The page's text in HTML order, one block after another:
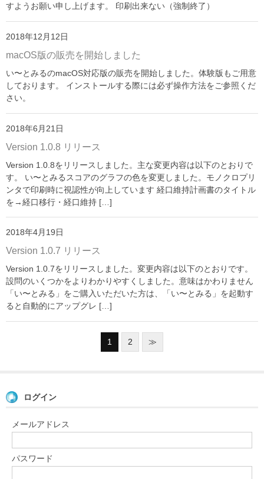
すようお願い申し上げます。 印刷出来ない（強制終了）
2018年12月12日
macOS版の販売を開始しました
い〜とみるのmacOS対応版の販売を開始しました。体験版もご用意
しております。 インストールする際には必ず操作方法をご参照くだ
さい。
2018年6月21日
Version 1.0.8 リリース
Version 1.0.8をリリースしました。主な変更内容は以下のとおりで
す。 い〜とみるスコアのグラフの色を変更しました。モノクロプリ
ンタで印刷時に視認性が向上しています 経口維持計画書のタイトル
を→経口移行・経口維持 […]
2018年4月19日
Version 1.0.7 リリース
Version 1.0.7をリリースしました。変更内容は以下のとおりです。
設問のいくつかをよりわかりやすくしました。意味はかわりません
「い〜とみる」をご購入いただいた方は、「い〜とみる」を起動す
ると自動的にアップグレ […]
1 2 ≫
ログイン
メールアドレス
パスワード